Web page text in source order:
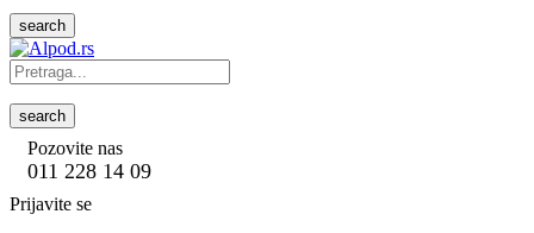
search
search
Pozovite nas
011 228 14 09
Prijavite se